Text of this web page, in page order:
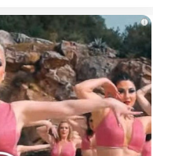
i